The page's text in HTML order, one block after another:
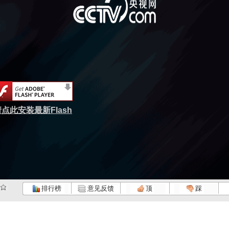
点此安装最新Flash
排行榜 意见反馈 顶 踩